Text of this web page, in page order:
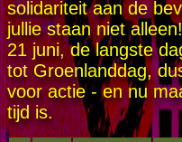
solidariteit aan de
jullie staan niet alleen!
21 juni, de langste
tot Groenlanddag,
voor actie - en nu
tijd is.